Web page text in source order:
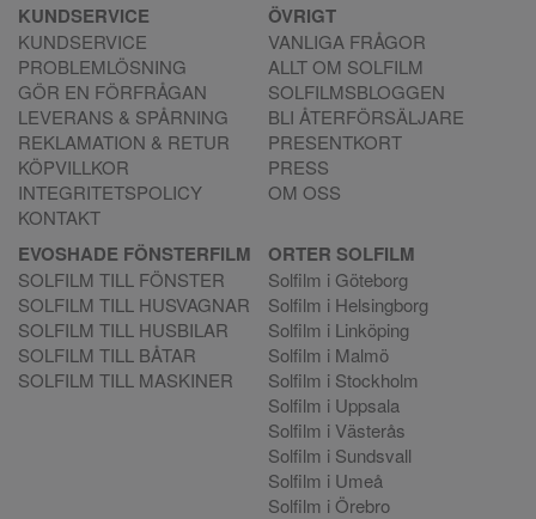
KUNDSERVICE
KUNDSERVICE
PROBLEMLÖSNING
GÖR EN FÖRFRÅGAN
LEVERANS & SPÅRNING
REKLAMATION & RETUR
KÖPVILLKOR
INTEGRITETSPOLICY
KONTAKT
ÖVRIGT
VANLIGA FRÅGOR
ALLT OM SOLFILM
SOLFILMSBLOGGEN
BLI ÅTERFÖRSÄLJARE
PRESENTKORT
PRESS
OM OSS
EVOSHADE FÖNSTERFILM
SOLFILM TILL FÖNSTER
SOLFILM TILL HUSVAGNAR
SOLFILM TILL HUSBILAR
SOLFILM TILL BÅTAR
SOLFILM TILL MASKINER
ORTER SOLFILM
Solfilm i Göteborg
Solfilm i Helsingborg
Solfilm i Linköping
Solfilm i Malmö
Solfilm i Stockholm
Solfilm i Uppsala
Solfilm i Västerås
Solfilm i Sundsvall
Solfilm i Umeå
Solfilm i Örebro